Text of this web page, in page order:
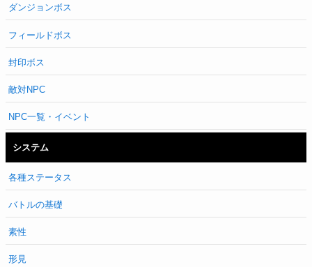
ダンジョンボス
フィールドボス
封印ボス
敵対NPC
NPC一覧・イベント
システム
各種ステータス
バトルの基礎
素性
形見